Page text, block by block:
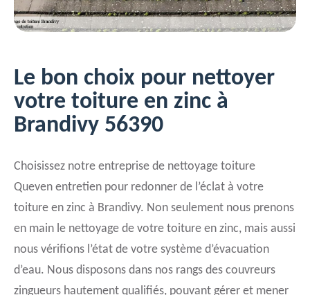
Le bon choix pour nettoyer
votre toiture en zinc à
Brandivy 56390
Choisissez notre entreprise de nettoyage toiture
Queven entretien pour redonner de l’éclat à votre
toiture en zinc à Brandivy. Non seulement nous prenons
en main le nettoyage de votre toiture en zinc, mais aussi
nous vérifions l’état de votre système d’évacuation
d’eau. Nous disposons dans nos rangs des couvreurs
zingueurs hautement qualifiés, pouvant gérer et mener